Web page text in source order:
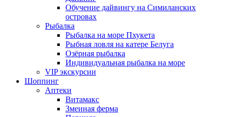
Обучение дайвингу на Симиланских
островах
Рыбалка
Рыбалка на море Пхукета
Рыбная ловля на катере Белуга
Озёрная рыбалка
Индивидуальная рыбалка на море
VIP экскурсии
Шоппинг
Аптеки
Витамакс
Змеиная ферма